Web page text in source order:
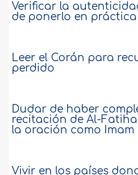
Verificar la
de ponerlo en práctica
Leer el Corán para
perdido
Dudar de haber
recitación de Al-
la oración como Imam
Vivir en los países